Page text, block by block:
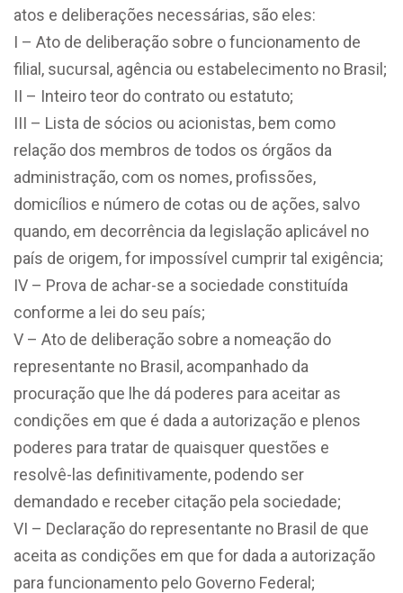
atos e deliberações necessárias, são eles:
I – Ato de deliberação sobre o funcionamento de
filial, sucursal, agência ou estabelecimento no Brasil;
II – Inteiro teor do contrato ou estatuto;
III – Lista de sócios ou acionistas, bem como
relação dos membros de todos os órgãos da
administração, com os nomes, profissões,
domicílios e número de cotas ou de ações, salvo
quando, em decorrência da legislação aplicável no
país de origem, for impossível cumprir tal exigência;
IV – Prova de achar-se a sociedade constituída
conforme a lei do seu país;
V – Ato de deliberação sobre a nomeação do
representante no Brasil, acompanhado da
procuração que lhe dá poderes para aceitar as
condições em que é dada a autorização e plenos
poderes para tratar de quaisquer questões e
resolvê-las definitivamente, podendo ser
demandado e receber citação pela sociedade;
VI – Declaração do representante no Brasil de que
aceita as condições em que for dada a autorização
para funcionamento pelo Governo Federal;